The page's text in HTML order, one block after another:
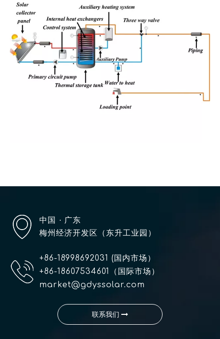
中国 · 广东
梅州经济开发区（东升工业园）
+86-18998692031 (国内市场）
+86-18607534601（国际市场）
market@gdyssolar.com
联系我们